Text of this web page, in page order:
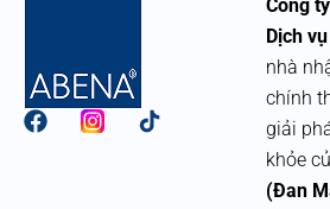
F
Công
Dịch
nhà
chính
giải
khỏe
(Đan